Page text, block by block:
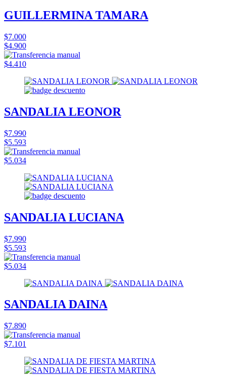
GUILLERMINA TAMARA
$7.000
$4.900
$4.410
SANDALIA LEONOR
$7.990
$5.593
$5.034
SANDALIA LUCIANA
$7.990
$5.593
$5.034
SANDALIA DAINA
$7.890
$7.101